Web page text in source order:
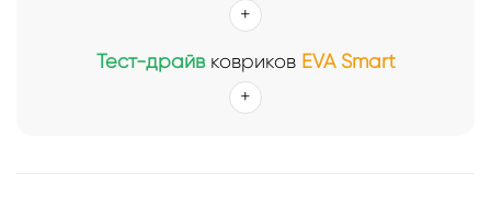
Тест-драйвковриков EVA Smart